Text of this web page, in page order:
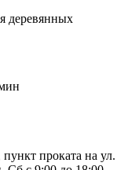
деревянных
проката на ул.